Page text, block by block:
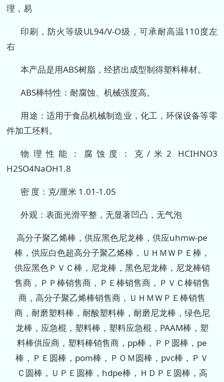
理，易
印刷，防火等级UL94/V-O级，可承耐高温110度左
右
本产品是用ABS树脂，经挤出成型制得塑料棒材。
ABS棒特性：耐腐蚀、机械强度高。
用途：适用于食品机械制造业，化工，环保设备等零
件加工坯料。
物理性能：腐蚀度：克/米2 HCIHNO3
H2SO4NaOH1.8
密 度：克/厘米 1.01-1.05
外观：表面光滑平整，无显著凹凸，无气泡
高分子聚乙烯棒，供应黑色尼龙棒，供应uhmw-pe
棒，供应白色超高分子聚乙烯棒，ＵＨＭＷＰＥ棒，
供应黑色ＰＶＣ棒，尼龙棒，黑色尼龙棒，尼龙棒销
售商，ＰＰ棒销售商，ＰＥ棒销售商，ＰＶＣ棒销售
商，高分子聚乙烯棒销售商，ＵＨＭＷＰＥ棒销售
商，耐磨塑料棒，耐酸塑料棒，耐磨尼龙棒，绿色尼
龙棒，应急棍，塑料棒，塑料应急棍，PAAM棒，塑
料棒供应商，塑料棒销售商，pp棒，ＰＰ圆棒，pe
棒，ＰＥ圆棒，pom棒，ＰＯＭ圆棒，pvc棒，ＰＶ
Ｃ圆棒，ＵＰＥ圆棒，hdpe棒，ＨＤＰＥ圆棒，高